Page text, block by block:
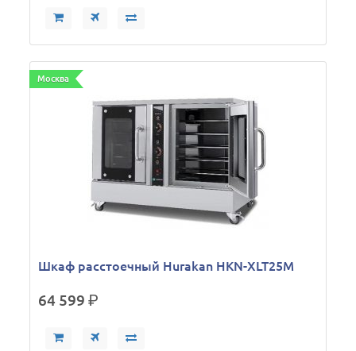
Москва
Шкаф расстоечный Hurakan HKN-XLT25M
64 599р.